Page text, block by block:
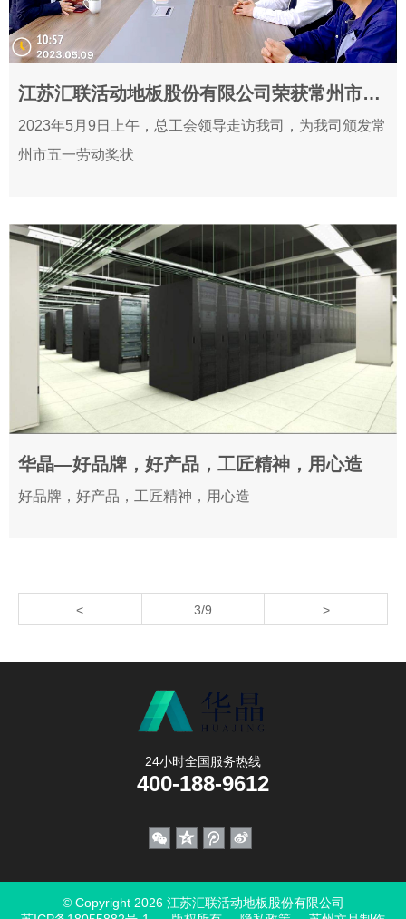
江苏汇联活动地板股份有限公司荣获常州市五一劳动奖状
2023-05-11
2023年5月9日上午，总工会领导走访我司，为我司颁发常
州市五一劳动奖状
华晶—好品牌，好产品，工匠精神，用心造
好品牌，好产品，工匠精神，用心造
< 3/9 >
24小时全国服务热线
400-188-9612
© Copyright 2026 江苏汇联活动地板股份有限公司